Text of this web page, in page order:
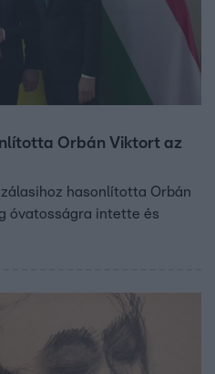
Orbán Viktort az
hasonlította Orbán
óvatosságra intette és